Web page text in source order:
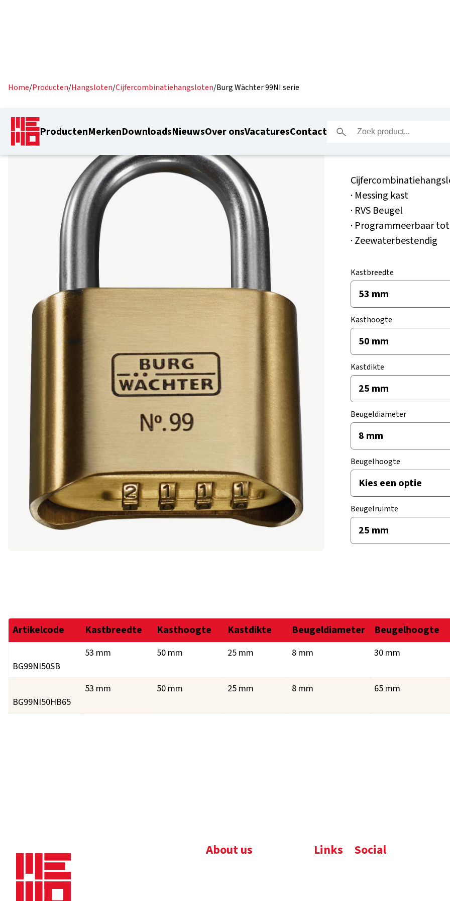
ProductenMerkenDownloadsNieuwsOver onsVacaturesContact
Home/Producten/Hangsloten/Cijfercombinatiehangsloten/Burg Wächter 99NI serie
Burg
· Messing kast
· RVS Beugel
· Programmeerbaar
· Zeewaterbestendig
Kastbreedte
Kasthoogte
Kastdikte
Beugeldiameter
Beugelhoogte
Beugelruimte
Artikelcode Kastbreedte Kasthoogte Kastdikte Beugeldiameter Beugelhoogte
BG99NI50SB
53 mm 50 mm 25 mm 8 mm 30 mm
BG99NI50HB65
53 mm 50 mm 25 mm 8 mm 65 mm
About us Links Social